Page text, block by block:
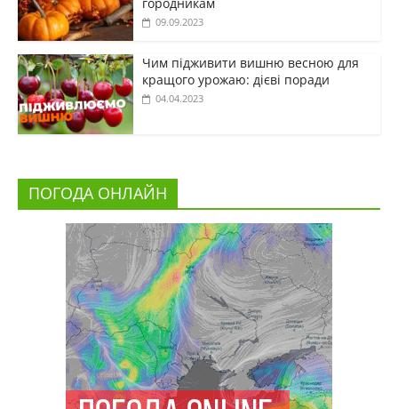
09.09.2023
Чим підживити вишню весною для
кращого урожаю: дієві поради
04.04.2023
ПОГОДА ОНЛАЙН